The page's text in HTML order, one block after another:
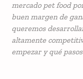
mercado pet food
buen margen de
queremos
altamente
empezar y qué